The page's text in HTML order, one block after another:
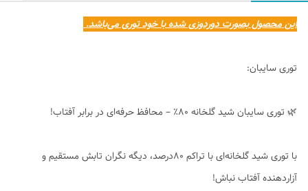
این محصول بصورت دوردوزی شده با خود توری می‌باشد.
توری سایبان:
🌿 توری سایبان شید گلخانه ۸۰٪ – محافظ حرفه‌ای در برابر آفتاب!
با توری شید گلخانه‌ای با تراکم ۸۰درصد، دیگه نگران تابش مستقیم و
آزاردهنده آفتاب نباش!